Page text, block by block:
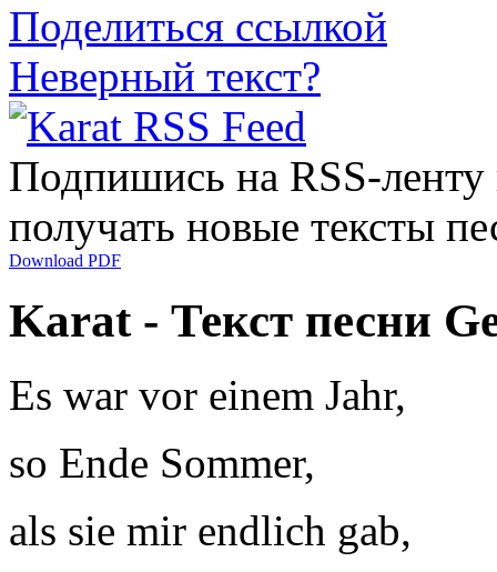
Поделиться ссылкой
Неверный текст?
Подпишись на RSS-
получать новые тексты
Download PDF
Karat - Текст песни
Es war vor einem Jahr,
so Ende Sommer,
als sie mir endlich gab,